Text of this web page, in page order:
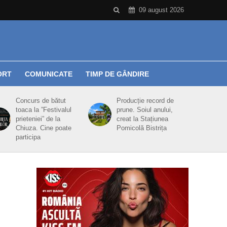
09 august 2026
COMUNICATE TIMP DE GÂNDIRE
Concurs de bătut
toaca la ”Festivalul
prieteniei” de la
Chiuza. Cine poate
participa
Producție record de
prune. Soiul anului,
creat la Stațiunea
Pomicolă Bistrița